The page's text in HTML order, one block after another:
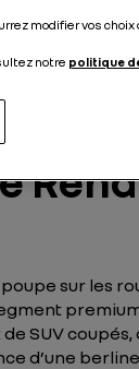
poupe sur les
SUV
d’une
modifier vos
notre politique